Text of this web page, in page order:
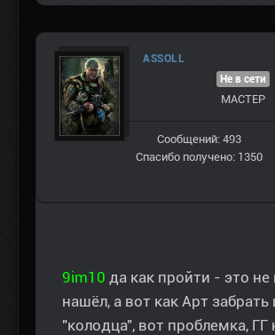
ASSOLL
Не в сети
МАСТЕР
Сообщений: 493
Спасибо получено: 1350
9im10 да как пройти - это не
нашёл, а вот как Арт забрать
"колодца", вот проблемка, ГГ